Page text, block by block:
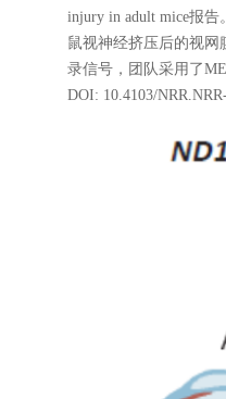
injury in adult mice报
鼠视神经挤压后的视
录信号，团队采用了
DOI: 10.4103/